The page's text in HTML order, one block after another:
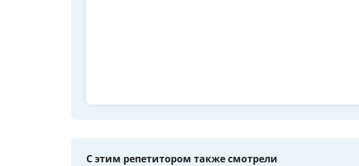
С этим репетитором также смотрели